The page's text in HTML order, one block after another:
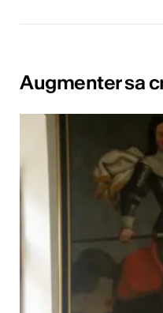
Augmenter sa